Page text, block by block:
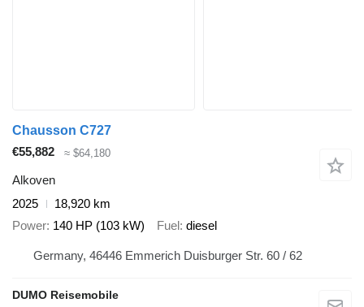
Chausson C727
€55,882
≈ $64,180
Alkoven
2025
18,920 km
Power 140 HP (103 kW) Fuel diesel
Germany, 46446 Emmerich Duisburger Str. 60 / 62
DUMO Reisemobile